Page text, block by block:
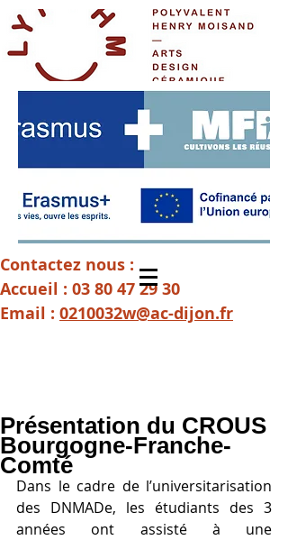
Contactez nous :
Accueil : 03 80 47 29 30
Email : 0210032w@ac-dijon.fr
Présentation du CROUS
Bourgogne-Franche-
Comté
Dans le cadre de l’universitarisation
des DNMADe, les étudiants des 3
années ont assisté à une